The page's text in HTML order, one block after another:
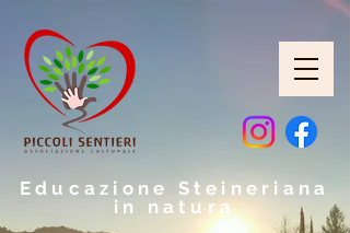
Educazione Steineriana
in natura